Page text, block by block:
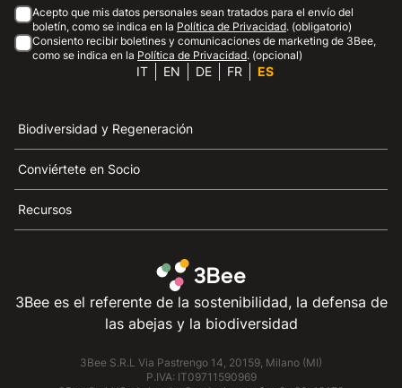
Acepto que mis datos personales sean tratados para el envío del
boletín, como se indica en la Política de Privacidad. (obligatorio)
Consiento recibir boletines y comunicaciones de marketing de 3Bee,
como se indica en la Política de Privacidad. (opcional)
IT EN DE FR ES
Biodiversidad y Regeneración
Conviértete en Socio
Recursos
3Bee es el referente de la sostenibilidad, la defensa de
las abejas y la biodiversidad
3Bee S.R.L Via Pastrengo 14, 20159, Milano (MI)
P.IVA: IT09711590969